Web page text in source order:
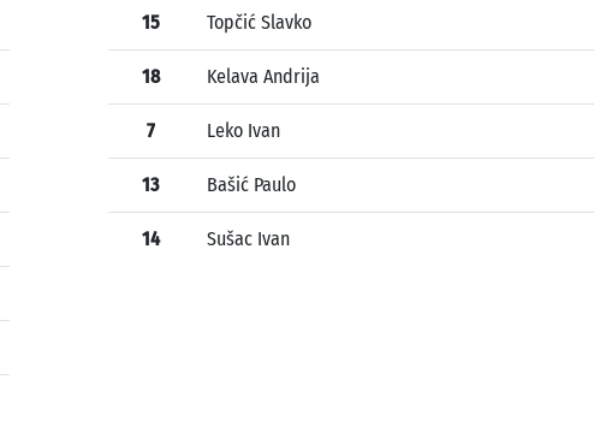
15 Topčić Slavko
18 Kelava Andrija
7 Leko Ivan
13 Bašić Paulo
14 Sušac Ivan